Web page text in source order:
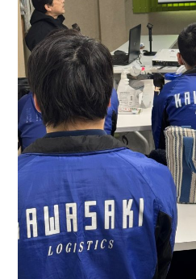
ホーム